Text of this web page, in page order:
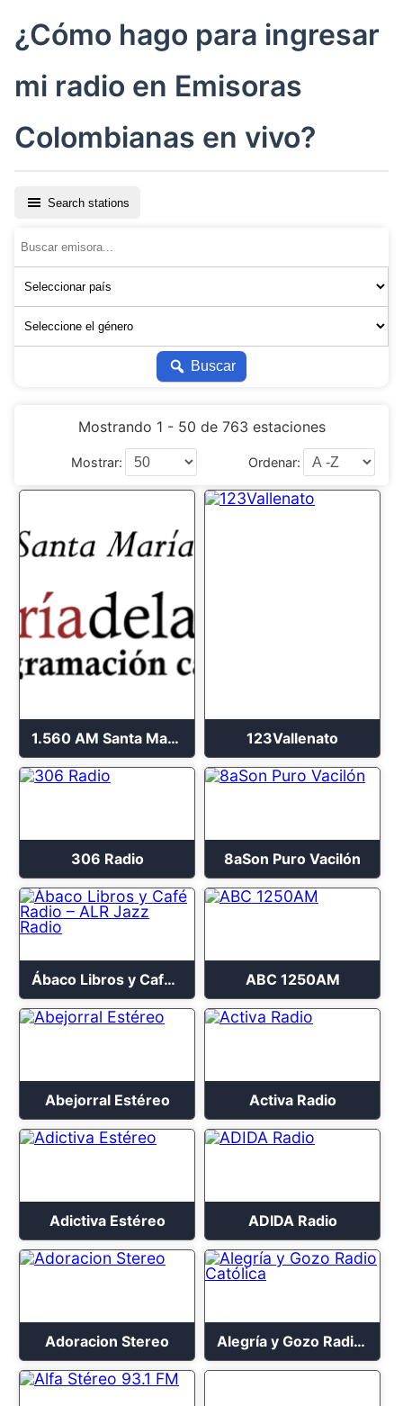
¿Cómo hago para ingresar
mi radio en Emisoras
Colombianas en vivo?
Search stations
Buscar
Mostrando 1 - 50 de 763 estaciones
Mostrar: Ordenar:
1.560 AM Santa María de la Paz 123Vallenato
306 Radio 8aSon Puro Vacilón
Ábaco Libros y Café Radio – ALR Jazz Radio ABC 1250AM
Abejorral Estéreo Activa Radio
Adictiva Estéreo ADIDA Radio
Adoracion Stereo Alegría y Gozo Radio Católica